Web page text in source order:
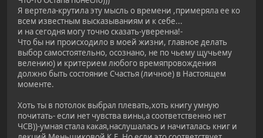
Я вертела-крутила эту мысль о времени ,примеряла ее ко
всем известным высказываниям и к себе...
и на сегодня могу точно сказать-уверенна!-
Что бы ни происходило в моей жизни, главное делать
выбор самостоятельно, осознано, не по чьему щучьему
велению) и критерием любого времяпровождения
должно быть состояние Счастья (личное) в Настоящем
моменте.
Хоть ты в потолок выбрал плевать,хоть книгу умную
почитать- если нет чувства вины,а соответственно нет
ЧСВ))-умная стала какая,наслушалась и начиталась книг и